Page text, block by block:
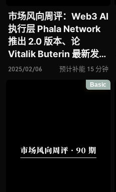
市场风向周评：Web3 AI
执行层 Phala Network
推出 2.0 版本、论
Vitalik Buterin 最新发文
下的以太坊及其 L2 现
状、高性能 EVM 兼容 L1
链 Berachain 正式推出
2025/02/06 预计补能 15 分钟
Basic